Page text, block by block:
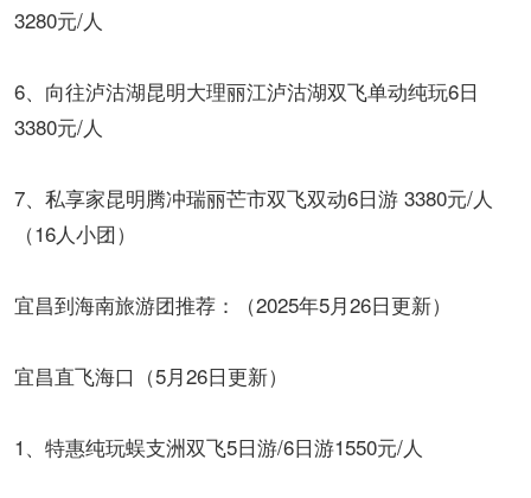
3280元/人
6、向往泸沽湖昆明大理丽江泸沽湖双飞单动纯玩6日
3380元/人
7、私享家昆明腾冲瑞丽芒市双飞双动6日游 3380元/人
（16人小团）
宜昌到海南旅游团推荐：（2025年5月26日更新）
宜昌直飞海口（5月26日更新）
1、特惠纯玩蜈支洲双飞5日游/6日游1550元/人